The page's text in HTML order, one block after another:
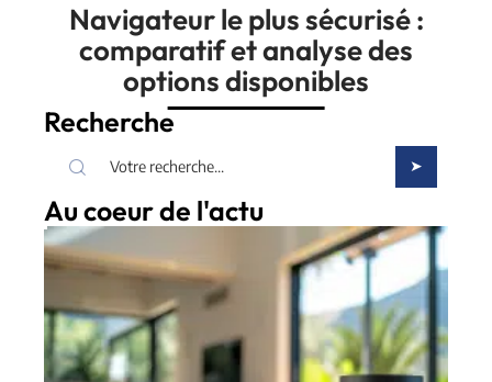
Navigateur le plus sécurisé :
comparatif et analyse des
options disponibles
Recherche
Au coeur de l'actu